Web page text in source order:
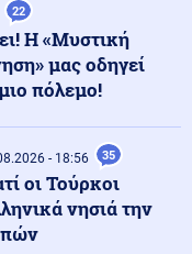
πέντε περιοχές της
τα πρώτα 40
στην χώρα
22
Η «Μυστική
μας οδηγεί
πόλεμο!
- 18:56 35
οι Τούρκοι
νησιά την